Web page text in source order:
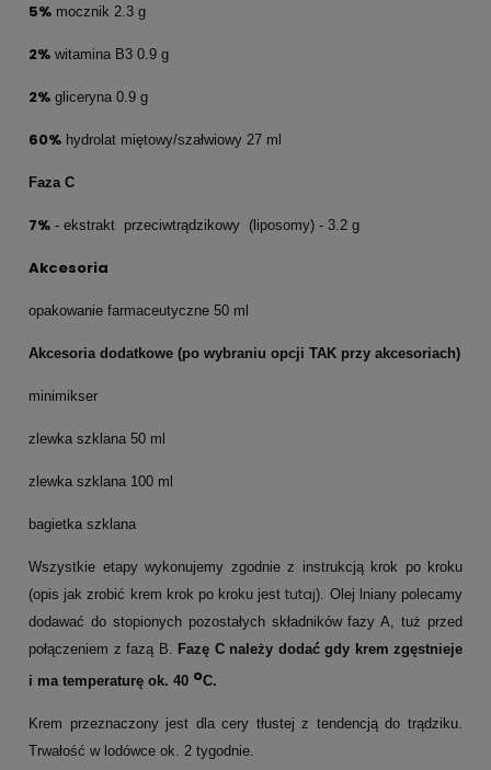
5% mocznik 2.3 g
2% witamina B3 0.9 g
2% gliceryna 0.9 g
60% hydrolat miętowy/szałwiowy 27 ml
Faza C
7% - ekstrakt przeciwtrądzikowy (liposomy) - 3.2 g
Akcesoria
opakowanie farmaceutyczne 50 ml
Akcesoria dodatkowe (po wybraniu opcji TAK przy akcesoriach)
minimikser
zlewka szklana 50 ml
zlewka szklana 100 ml
bagietka szklana
Wszystkie etapy wykonujemy zgodnie z instrukcją krok po kroku
(opis jak zrobić krem krok po kroku jesttutaj). Olej lniany polecamy
dodawać do stopionych pozostałych składników fazy A, tuż przed
połączeniem z fazą B. Fazę C należy dodać gdy krem zgęstnieje
i ma temperaturę ok. 40 oC.
Krem przeznaczony jest dla cery tłustej z tendencją do trądziku.
Trwałość w lodówce ok. 2 tygodnie.